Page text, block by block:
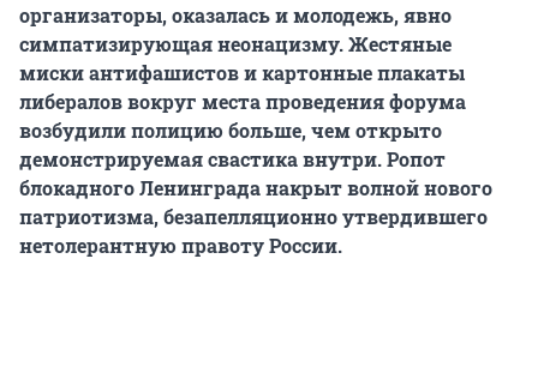
организаторы, оказалась и молодежь, явно
симпатизирующая неонацизму. Жестяные
миски антифашистов и картонные плакаты
либералов вокруг места проведения форума
возбудили полицию больше, чем открыто
демонстрируемая свастика внутри. Ропот
блокадного Ленинграда накрыт волной нового
патриотизма, безапелляционно утвердившего
нетолерантную правоту России.